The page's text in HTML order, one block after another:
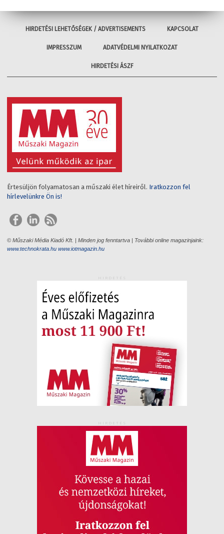
HIRDETÉSI LEHETŐSÉGEK / ADVERTISEMENTS KAPCSOLAT
IMPRESSZUM ADATVÉDELMI NYILATKOZAT
HIRDETÉSI ÁSZF
Értesüljön folyamatosan a műszaki élet híreiről. Iratkozzon fel
hírlevelünkre Ön is!
© Műszaki Média Kiadó Kft. | Minden jog fenntartva | További online magazinjaink:
www.technokrata.hu www.iotmagazin.hu
HIRDETÉS
HIRDETÉS